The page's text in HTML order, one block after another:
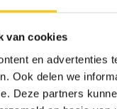
van cookies
en advertenties
Ook delen we
Deze partners